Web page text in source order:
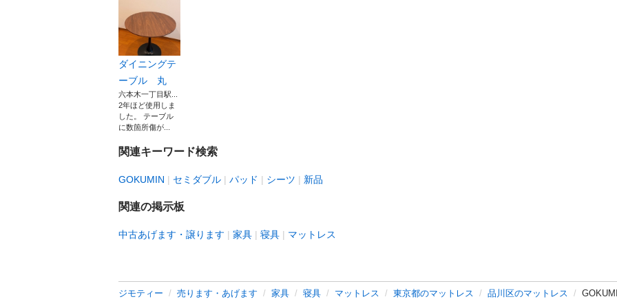
ダイニングテ
ーブル 丸
六本木一丁目駅...
2年ほど使用しま
した。 テーブル
に数箇所傷が...
関連キーワード検索
GOKUMIN セミダブル パッド シーツ 新品
関連の掲示板
中古あげます・譲ります 家具 寝具 マットレス
ジモティー 売ります・あげます 家具 寝具 マットレス 東京都のマットレス 品川区のマットレス